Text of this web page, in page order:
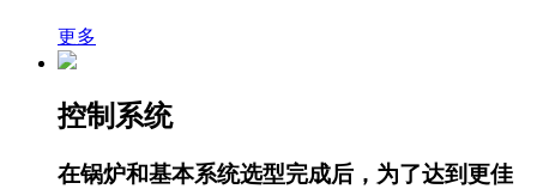
更多
控制系统
在锅炉和基本系统选型完成后，为了达到更佳